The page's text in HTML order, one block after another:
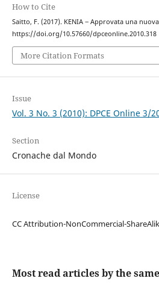
How to Cite
Saitto, F. (2017). KENIA ‒ Approvata una
https://doi.org/10.57660/dpceonline.2010.318
More Citation Formats
Issue
Vol. 3 No. 3 (2010): DPCE Online 3/
Section
Cronache dal Mondo
License
CC Attribution-NonCommercial-
Most read articles by the